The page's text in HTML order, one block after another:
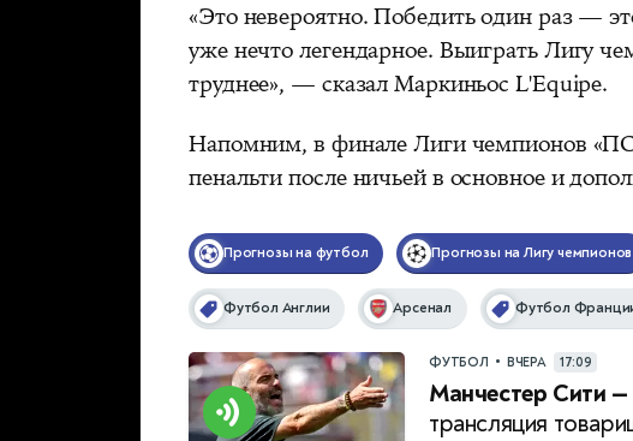
«Это невероятно. Победить один раз —
уже нечто легендарное. Выиграть Лигу
труднее», — сказал Маркиньос L'Equipe.
Напомним, в финале Лиги чемпионов
пенальти после ничьей в основное и
Прогнозы на футбол Прогнозы на Лигу чемпионов
Футбол Англии Арсенал Футбол
ФУТБОЛ • ВЧЕРА 17:09
Манчестер Сити —
трансляция